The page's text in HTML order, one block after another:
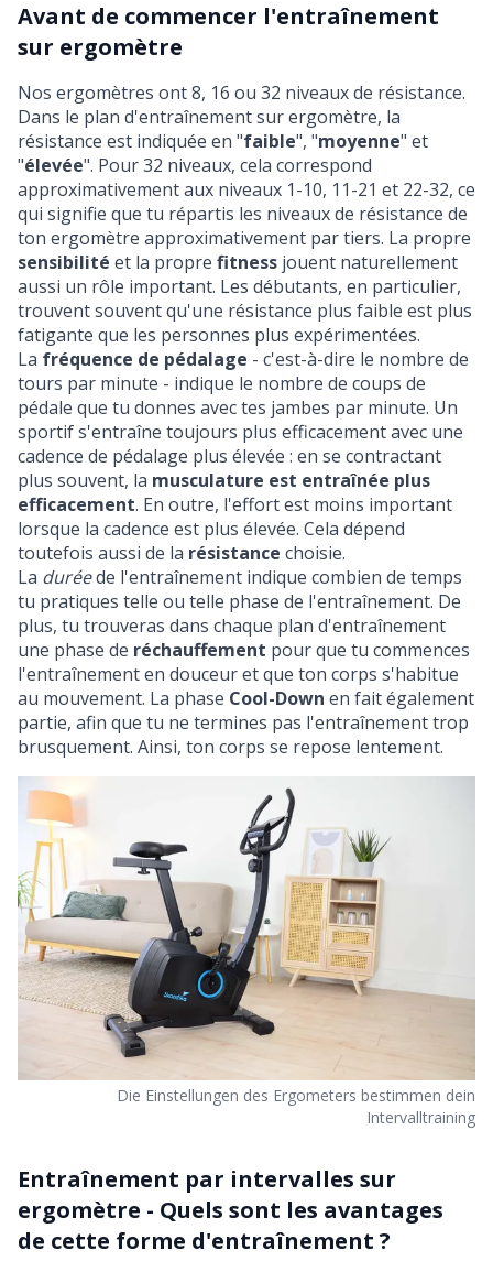
Avant de commencer l'entraînement
sur ergomètre
Nos ergomètres ont 8, 16 ou 32 niveaux de résistance.
Dans le plan d'entraînement sur ergomètre, la
résistance est indiquée en "faible", "moyenne" et
"élevée". Pour 32 niveaux, cela correspond
approximativement aux niveaux 1-10, 11-21 et 22-32, ce
qui signifie que tu répartis les niveaux de résistance de
ton ergomètre approximativement par tiers. La propre
sensibilité et la propre fitness jouent naturellement
aussi un rôle important. Les débutants, en particulier,
trouvent souvent qu'une résistance plus faible est plus
fatigante que les personnes plus expérimentées.
La fréquence de pédalage - c'est-à-dire le nombre de
tours par minute - indique le nombre de coups de
pédale que tu donnes avec tes jambes par minute. Un
sportif s'entraîne toujours plus efficacement avec une
cadence de pédalage plus élevée : en se contractant
plus souvent, la musculature est entraînée plus
efficacement. En outre, l'effort est moins important
lorsque la cadence est plus élevée. Cela dépend
toutefois aussi de la résistance choisie.
La duréede l'entraînement indique combien de temps
tu pratiques telle ou telle phase de l'entraînement. De
plus, tu trouveras dans chaque plan d'entraînement
une phase de réchauffement pour que tu commences
l'entraînement en douceur et que ton corps s'habitue
au mouvement. La phase Cool-Down en fait également
partie, afin que tu ne termines pas l'entraînement trop
brusquement. Ainsi, ton corps se repose lentement.
Die Einstellungen des Ergometers bestimmen dein
Intervalltraining
Entraînement par intervalles sur
ergomètre - Quels sont les avantages
de cette forme d'entraînement ?